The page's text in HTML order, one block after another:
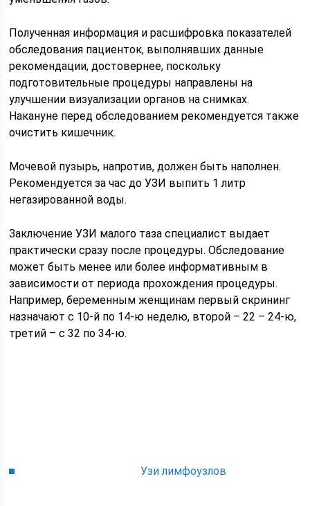
Полученная информация и расшифровка показателей
обследования пациенток, выполнявших данные
рекомендации, достовернее, поскольку
подготовительные процедуры направлены на
улучшении визуализации органов на снимках.
Накануне перед обследованием рекомендуется также
очистить кишечник.
Мочевой пузырь, напротив, должен быть наполнен.
Рекомендуется за час до УЗИ выпить 1 литр
негазированной воды.
Заключение УЗИ малого таза специалист выдает
практически сразу после процедуры. Обследование
может быть менее или более информативным в
зависимости от периода прохождения процедуры.
Например, беременным женщинам первый скрининг
назначают с 10-й по 14-ю неделю, второй – 22 – 24-ю,
третий – с 32 по 34-ю.
Узи лимфоузлов